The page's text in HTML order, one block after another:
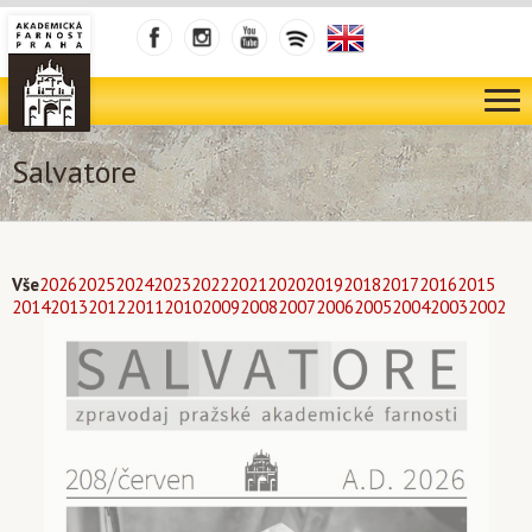
Salvatore
Vše202620252024202320222021202020192018201720162015
2014201320122011201020092008200720062005200420032002